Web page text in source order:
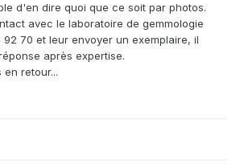
d'en dire quoi que ce soit par photos.
avec le laboratoire de gemmologie
70 et leur envoyer un exemplaire, il
après expertise.
retour...